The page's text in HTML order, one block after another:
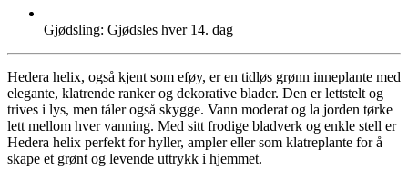
Gjødsling: Gjødsles hver 14. dag
Hedera helix, også kjent som eføy, er en tidløs grønn inneplante med
elegante, klatrende ranker og dekorative blader. Den er lettstelt og
trives i lys, men tåler også skygge. Vann moderat og la jorden tørke
lett mellom hver vanning. Med sitt frodige bladverk og enkle stell er
Hedera helix perfekt for hyller, ampler eller som klatreplante for å
skape et grønt og levende uttrykk i hjemmet.